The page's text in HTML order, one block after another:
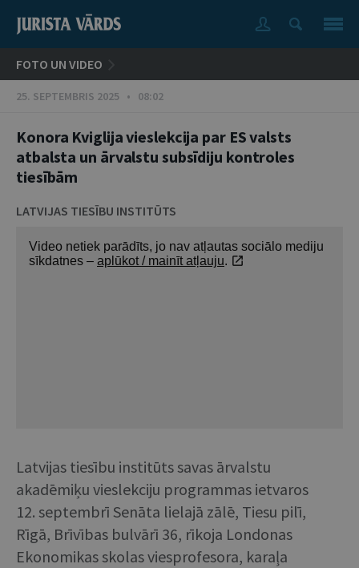
FOTO UN VIDEO
25. SEPTEMBRIS 2025 • 08:02
Konora Kviglija vieslekcija par ES valsts
atbalsta un ārvalstu subsīdiju kontroles
tiesībām
LATVIJAS TIESĪBU INSTITŪTS
Latvijas tiesību institūts savas ārvalstu
akadēmiķu vieslekciju programmas ietvaros
12. septembrī Senāta lielajā zālē, Tiesu pilī,
Rīgā, Brīvības bulvārī 36, rīkoja Londonas
Ekonomikas skolas viesprofesora, karaļa